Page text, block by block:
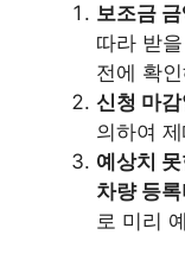
보조금
따라 받
전에 확
신청 마
의하여
예상치
차량 등
로 미리